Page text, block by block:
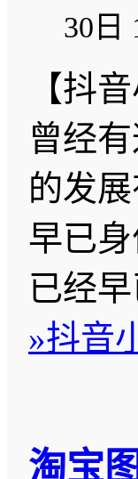
30日
【抖
曾经
的发
早已
已经
»抖音
淘宝